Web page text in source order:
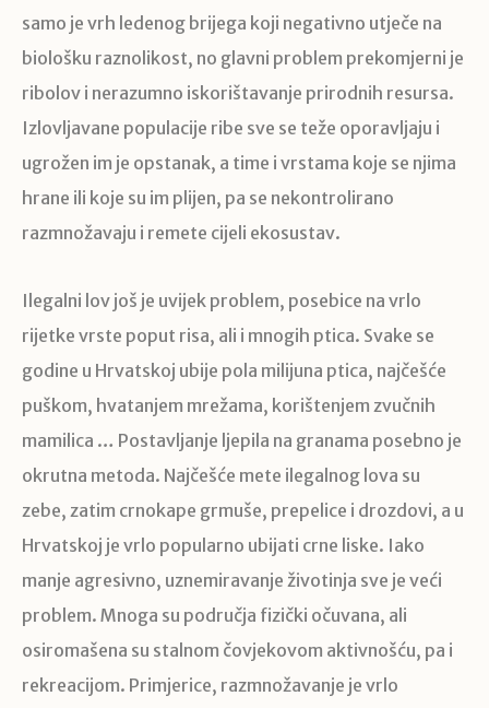
samo je vrh ledenog brijega koji negativno utječe na
biološku raznolikost, no glavni problem prekomjerni je
ribolov i nerazumno iskorištavanje prirodnih resursa.
Izlovljavane populacije ribe sve se teže oporavljaju i
ugrožen im je opstanak, a time i vrstama koje se njima
hrane ili koje su im plijen, pa se nekontrolirano
razmnožavaju i remete cijeli ekosustav.
Ilegalni lov još je uvijek problem, posebice na vrlo
rijetke vrste poput risa, ali i mnogih ptica. Svake se
godine u Hrvatskoj ubije pola milijuna ptica, najčešće
puškom, hvatanjem mrežama, korištenjem zvučnih
mamilica … Postavljanje ljepila na granama posebno je
okrutna metoda. Najčešće mete ilegalnog lova su
zebe, zatim crnokape grmuše, prepelice i drozdovi, a u
Hrvatskoj je vrlo popularno ubijati crne liske. Iako
manje agresivno, uznemiravanje životinja sve je veći
problem. Mnoga su područja fizički očuvana, ali
osiromašena su stalnom čovjekovom aktivnošću, pa i
rekreacijom. Primjerice, razmnožavanje je vrlo